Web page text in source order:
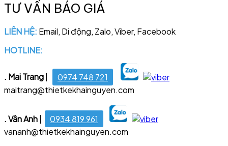
TƯ VẤN BÁO GIÁ
LIÊN HỆ: Email, Di động, Zalo, Viber, Facebook
HOTLINE:
. Mai Trang
0974 748 721
maitrang@thietkekhainguyen.com
. Vân Anh
0934 819 961
vananh@thietkekhainguyen.com